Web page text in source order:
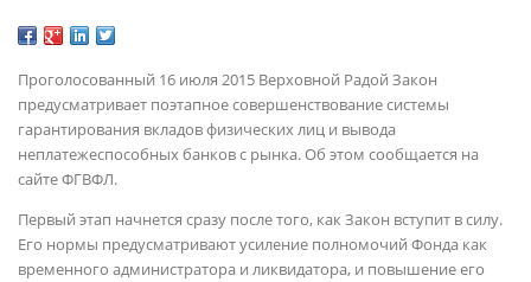
Проголосованный 16 июля 2015 Верховной Радой Закон
предусматривает поэтапное совершенствование системы
гарантирования вкладов физических лиц и вывода
неплатежеспособных банков с рынка. Об этом сообщается на
сайте ФГВФЛ.
Первый этап начнется сразу после того, как Закон вступит в силу.
Его нормы предусматривают усиление полномочий Фонда как
временного администратора и ликвидатора, и повышение его